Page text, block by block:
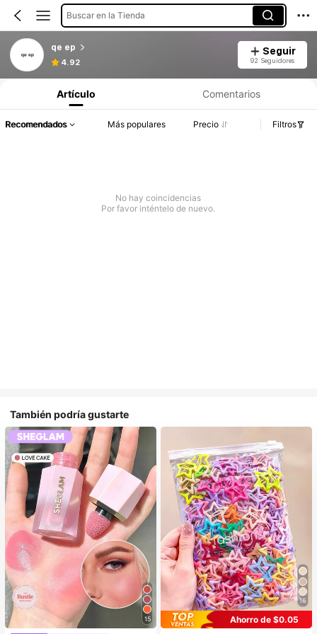
Buscar en la Tienda
qe ep
4.92
Seguir
92 Seguidores
Artículo Comentarios
Recomendados Más populares Precio Filtros
No hay coincidencias
Por favor inténtelo de nuevo.
También podría gustarte
15
16
Ahorro de $0.05